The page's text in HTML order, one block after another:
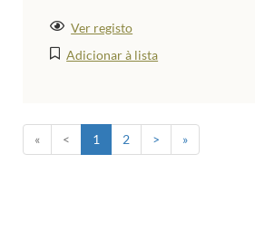
Ver registo
Adicionar à lista
« < 1 2 > »